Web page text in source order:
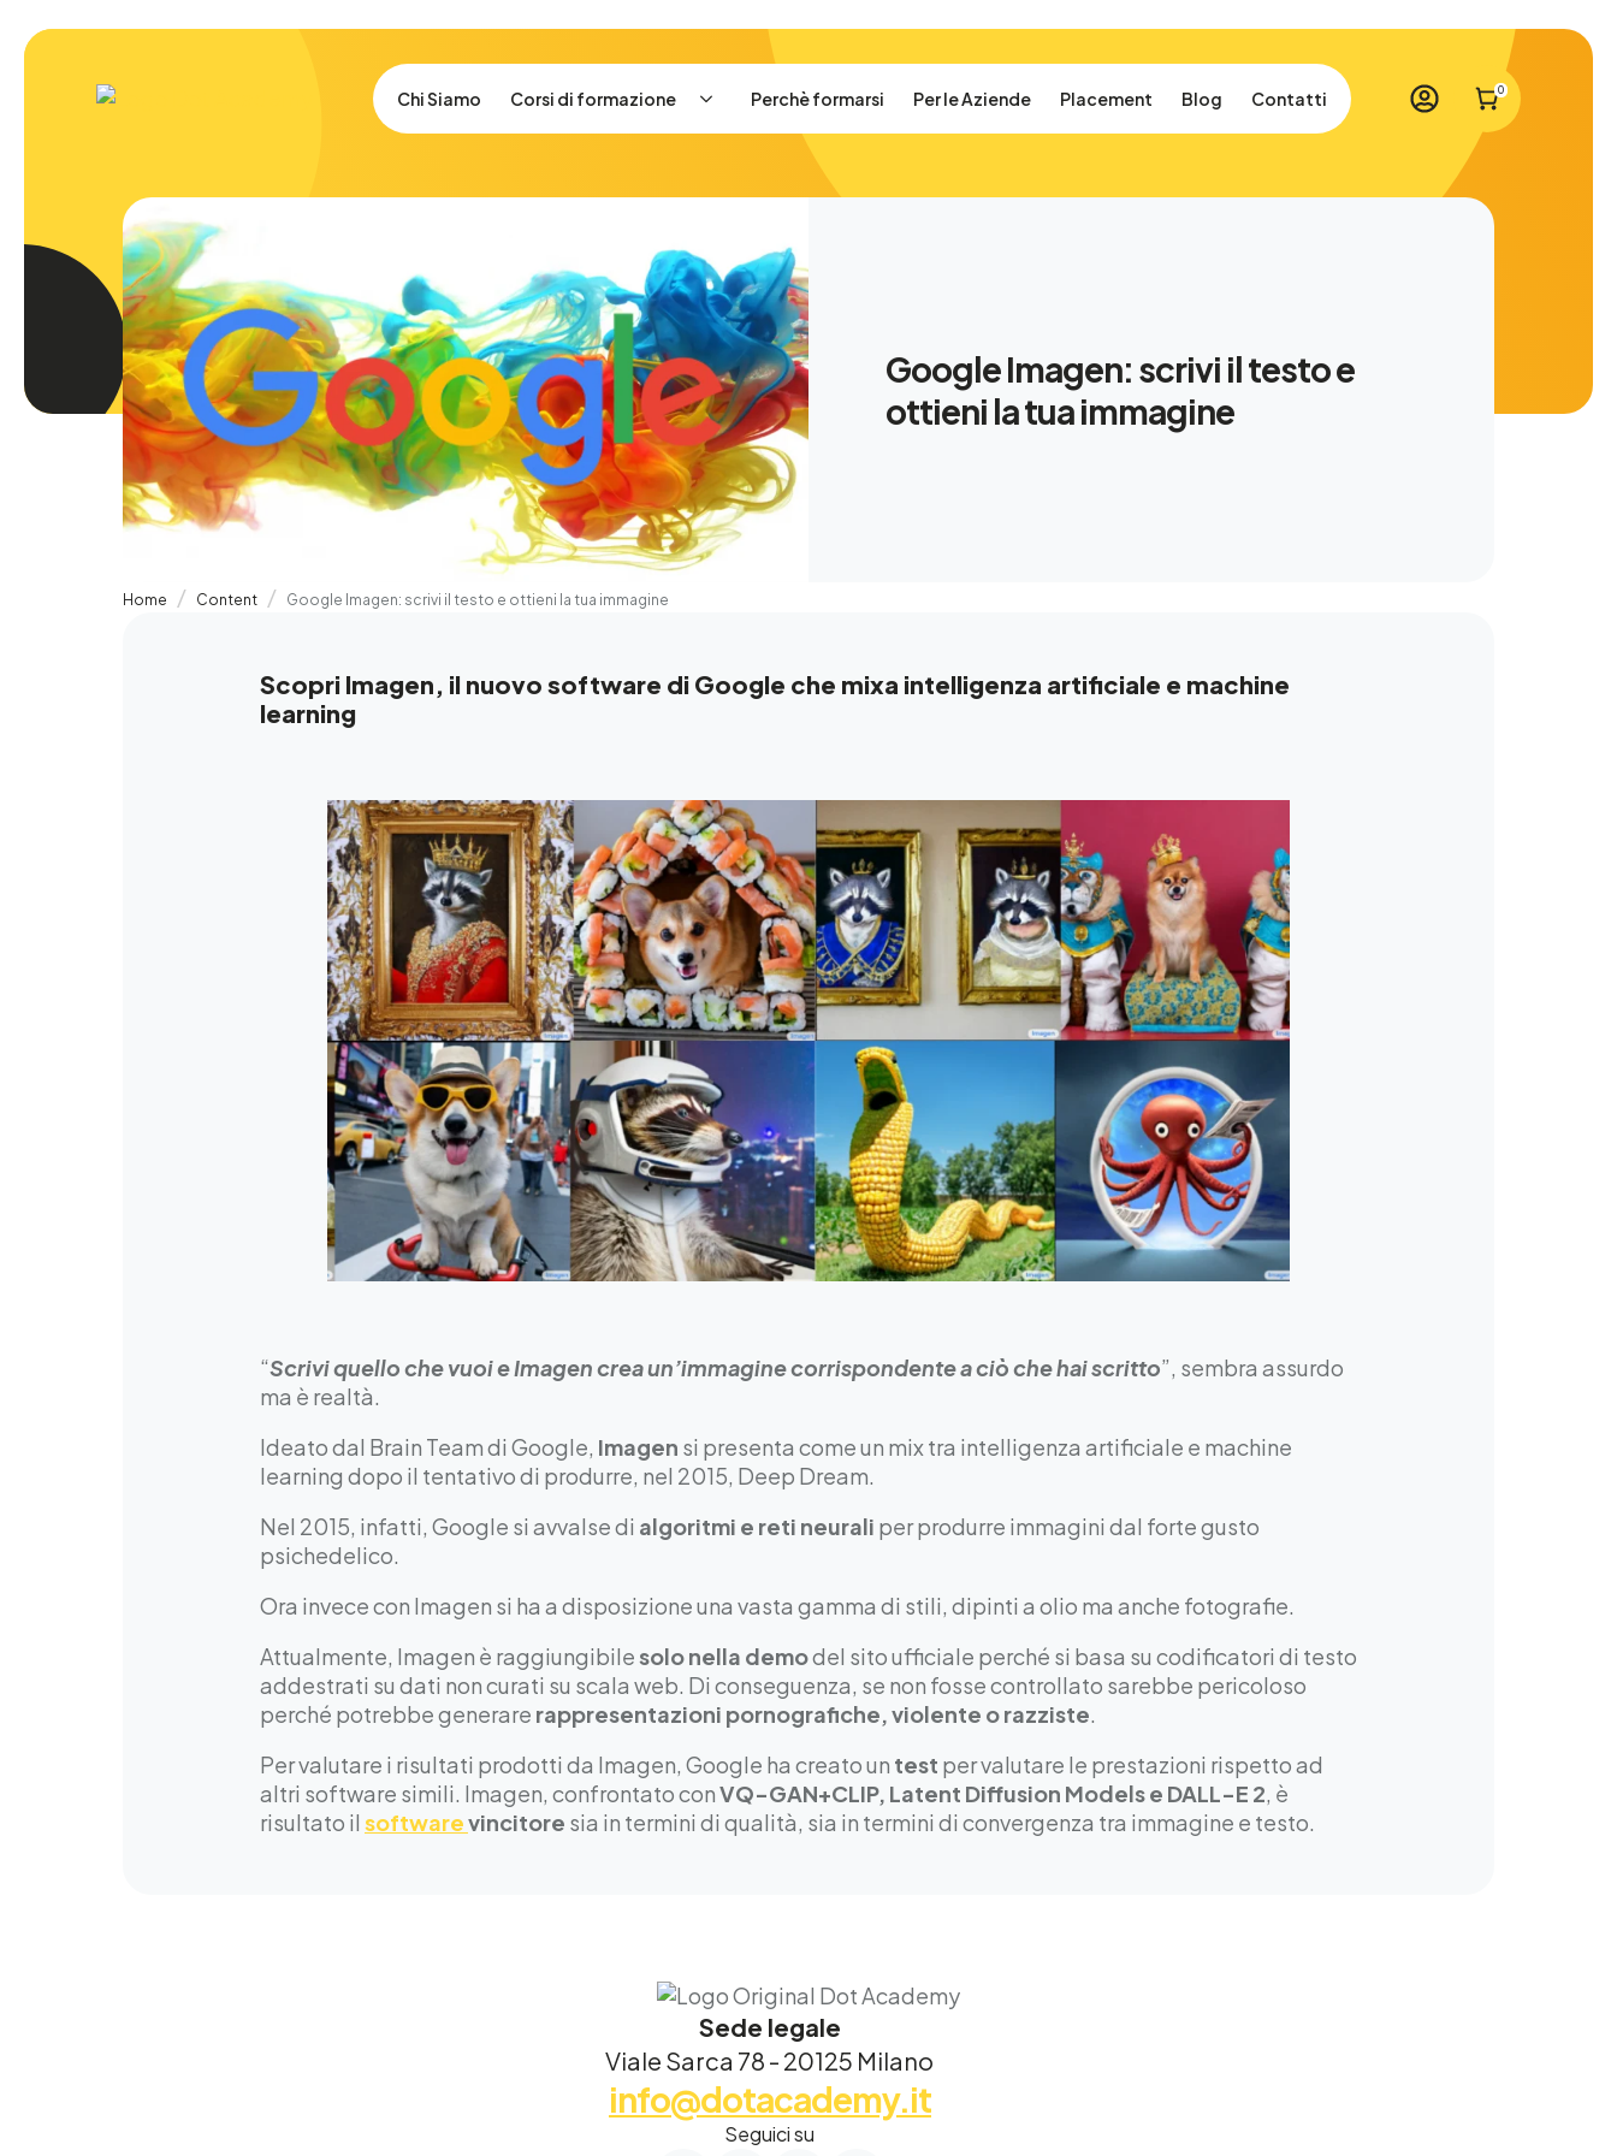
Chi Siamo Corsi di formazione Perchè formarsi Per le Aziende Placement Blog Contatti 0
Google Imagen: scrivi il testo e
ottieni la tua immagine
Home Content Google Imagen: scrivi il testo e ottieni la tua immagine
Scopri Imagen, il nuovo software di Google che mixa intelligenza artificiale e machine
learning
“Scrivi quello che vuoi e Imagen crea un’immagine corrispondente a ciò che hai scritto”, sembra assurdo
ma è realtà.
Ideato dal Brain Team di Google, Imagen si presenta come un mix tra intelligenza artificiale e machine
learning dopo il tentativo di produrre, nel 2015, Deep Dream.
Nel 2015, infatti, Google si avvalse di algoritmi e reti neurali per produrre immagini dal forte gusto
psichedelico.
Ora invece con Imagen si ha a disposizione una vasta gamma di stili, dipinti a olio ma anche fotografie.
Attualmente, Imagen è raggiungibilesolo nella demodel sito ufficiale perché si basa su codificatori di testo
addestrati su dati non curati su scala web. Di conseguenza, se non fosse controllato sarebbe pericoloso
perché potrebbe generare rappresentazioni pornografiche, violente o razziste.
Per valutare i risultati prodotti da Imagen, Google ha creato un test per valutare le prestazioni rispetto ad
altri software simili. Imagen, confrontato conVQ-GAN+CLIP, Latent Diffusion Models e DALL-E 2, è
risultato il softwarevincitore sia in termini di qualità, sia in termini di convergenza tra immagine e testo.
Sede legale
Viale Sarca 78 - 20125 Milano
info@dotacademy.it
Seguici su